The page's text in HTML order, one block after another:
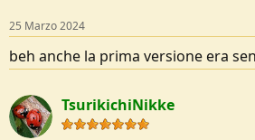
s
:
25 Marzo 2024
beh anche la prima versione era
TsurikichiNikke